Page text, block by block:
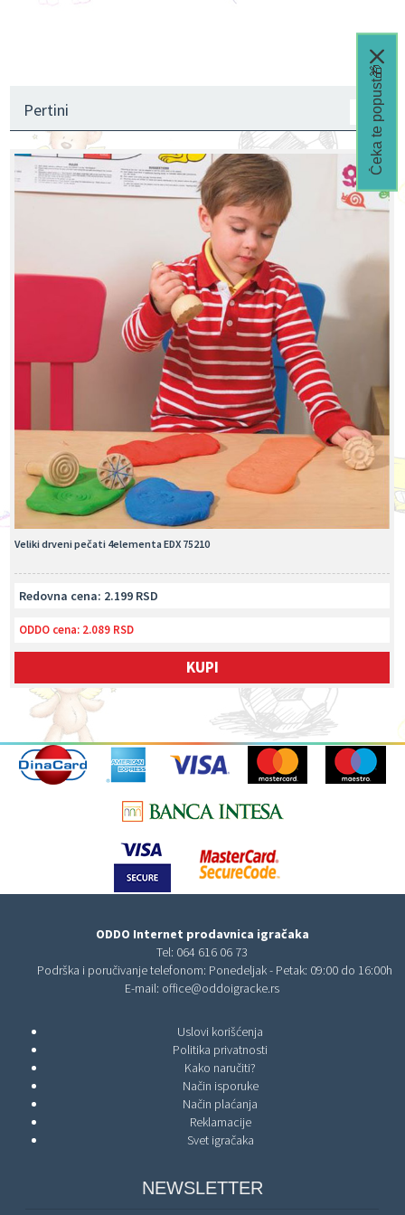
Pertini
Veliki drveni pečati 4elementa EDX 75210
Redovna cena: 2.199 RSD
ODDO cena: 2.089 RSD
KUPI
ODDO Internet prodavnica igračaka
Tel: 064 616 06 73
Podrška i poručivanje telefonom: Ponedeljak - Petak: 09:00 do 16:00h
E-mail: office@oddoigracke.rs
Uslovi korišćenja
Politika privatnosti
Kako naručiti?
Način isporuke
Način plaćanja
Reklamacije
Svet igračaka
NEWSLETTER
Čeka te popust🎁